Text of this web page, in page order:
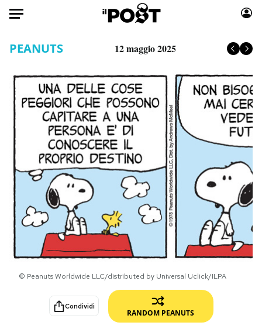
Italia
Mondo
Politica
Tecnologia
Internet
Scienza
Cultura
Economia
Sport
Moda
Consumismi
Storie/Idee
Ok Boomer!
Media
Europa
Altrecose
Mondiali calcio 2026
PEANUTS 12 maggio 2025
© Peanuts Worldwide LLC/distributed by Universal Uclick/ILPA
Condividi
RANDOM PEANUTS